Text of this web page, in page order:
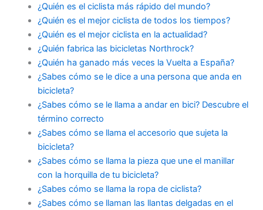
¿Quién es el ciclista más rápido del mundo?
¿Quién es el mejor ciclista de todos los tiempos?
¿Quién es el mejor ciclista en la actualidad?
¿Quién fabrica las bicicletas Northrock?
¿Quién ha ganado más veces la Vuelta a España?
¿Sabes cómo se le dice a una persona que anda en
bicicleta?
¿Sabes cómo se le llama a andar en bici? Descubre el
término correcto
¿Sabes cómo se llama el accesorio que sujeta la
bicicleta?
¿Sabes cómo se llama la pieza que une el manillar
con la horquilla de tu bicicleta?
¿Sabes cómo se llama la ropa de ciclista?
¿Sabes cómo se llaman las llantas delgadas en el